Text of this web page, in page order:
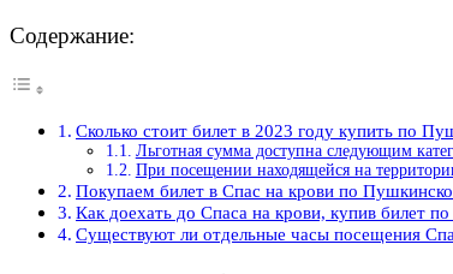
Содержание:
Сколько стоит билет в 2023 году купить по
Льготная сумма доступна следующим
При посещении находящейся на
Покупаем билет в Спас на крови по
Как доехать до Спаса на крови, купив билет
Существуют ли отдельные часы посещения